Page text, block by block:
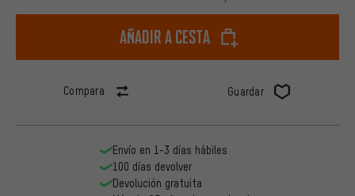
Añadir a cesta
Compara Guardar
Envío en 1-3 días hábiles
100 días devolver
Devolución gratuita